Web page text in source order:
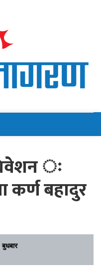
ः
कर्ण बहादुर